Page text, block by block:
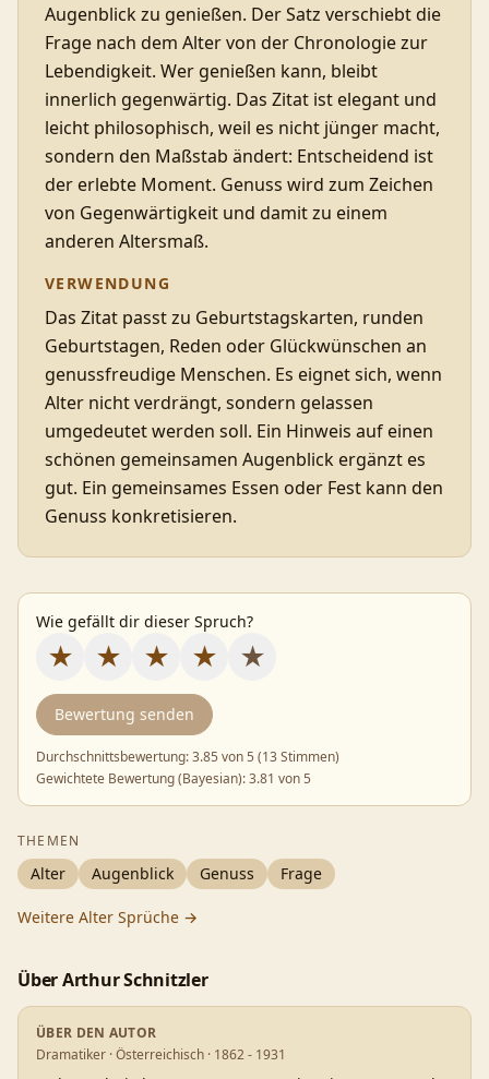
Augenblick zu genießen. Der Satz verschiebt die
Frage nach dem Alter von der Chronologie zur
Lebendigkeit. Wer genießen kann, bleibt
innerlich gegenwärtig. Das Zitat ist elegant und
leicht philosophisch, weil es nicht jünger macht,
sondern den Maßstab ändert: Entscheidend ist
der erlebte Moment. Genuss wird zum Zeichen
von Gegenwärtigkeit und damit zu einem
anderen Altersmaß.
VERWENDUNG
Das Zitat passt zu Geburtstagskarten, runden
Geburtstagen, Reden oder Glückwünschen an
genussfreudige Menschen. Es eignet sich, wenn
Alter nicht verdrängt, sondern gelassen
umgedeutet werden soll. Ein Hinweis auf einen
schönen gemeinsamen Augenblick ergänzt es
gut. Ein gemeinsames Essen oder Fest kann den
Genuss konkretisieren.
Wie gefällt dir dieser Spruch?
★ ★ ★ ★ ★
Bewertung senden
Durchschnittsbewertung:3.85 von 5 (13 Stimmen)
Gewichtete Bewertung (Bayesian):3.81 von 5
THEMEN
Alter Augenblick Genuss Frage
Weitere Alter Sprüche →
ÜberArthur Schnitzler
ÜBER DEN AUTOR
Dramatiker · Österreichisch · 1862 - 1931